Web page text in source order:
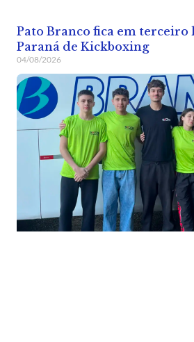
Pato Branco fica em terceiro
Paraná de Kickboxing
04/08/2026